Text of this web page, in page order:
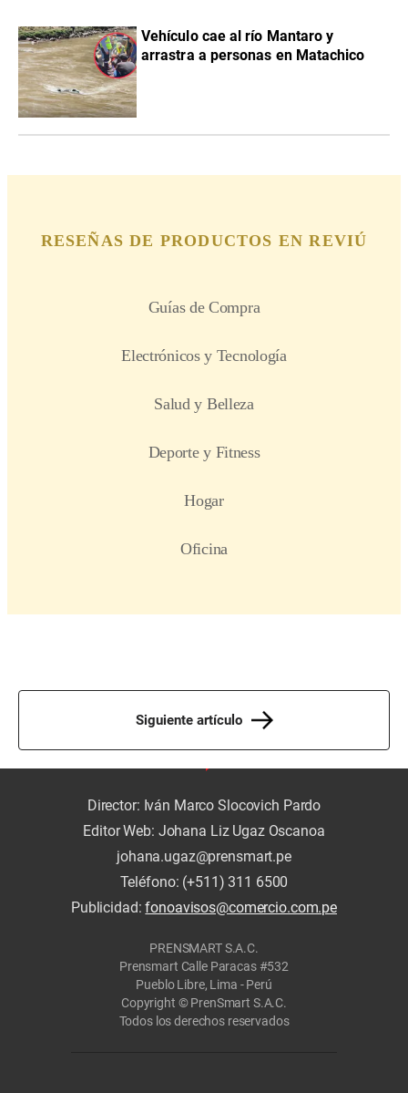
Vehículo cae al río Mantaro y
arrastra a personas en Matachico
Siguiente artículo
Director: Iván Marco Slocovich Pardo
Editor Web: Johana Liz Ugaz Oscanoa
johana.ugaz@prensmart.pe
Teléfono: (+511) 311 6500
Publicidad:fonoavisos@comercio.com.pe
PRENSMART S.A.C.
Prensmart Calle Paracas #532
Pueblo Libre, Lima - Perú
Copyright © PrenSmart S.A.C.
Todos los derechos reservados